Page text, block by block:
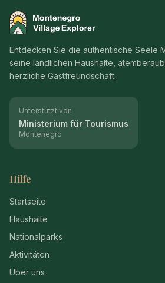
Montenegro Village
Entdecken Sie die authentische Seele
seine ländlichen Haushalte,
herzliche Gastfreundschaft.
Unterstützt von
Ministerium für Tourismus
Montenegro
Hilfe
Startseite
Haushalte
Nationalparks
Aktivitäten
Über uns